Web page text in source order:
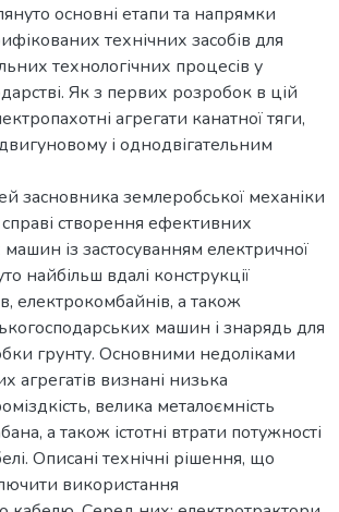
основні етапи та напрямки
технічних засобів для
технологічних процесів у
Як з первих розробок в цій
агрегати канатної тяги,
і однодвігательним
засновника землеробської механіки
створення ефективних
із застосуванням електричної
найбільш вдалі конструкції
електрокомбайнів, а також
машин і знарядь для
грунту. Основними недоліками
агрегатів визнані низька
велика металоємність
а також істотні втрати потужності
Описані технічні рішення, що
використання